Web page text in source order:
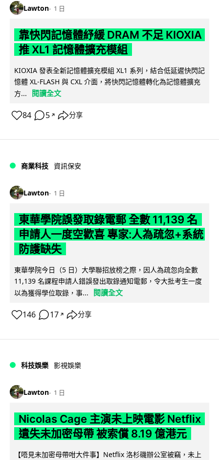
Lawton 1 日
靠快閃記憶體紓緩 DRAM 不足 KIOXIA
推 XL1 記憶體擴充模組
KIOXIA 發表全新記憶體擴充模組 XL1 系列，結合低延遲快閃記
憶體 XL-FLASH 與 CXL 介面，將快閃記憶體轉化為記憶體擴充
方...
閱讀全文
84 5 ↗ 分享
商業科技 資訊保安
Lawton 1 日
東華學院誤發取錄電郵 全數 11,139 名
申請人一度空歡喜 專家:人為疏忽+系統
防護缺失
東華學院今日（5 日）大學聯招放榜之際，因人為疏忽向全數
11,139 名課程申請人錯誤發出取錄通知電郵，令大批考生一度
以為獲得學位取錄，事...
閱讀全文
146 17 ↗ 分享
科技娛樂 影視娛樂
Lawton 1 日
Nicolas Cage 主演未上映電影 Netflix
遺失未加密母帶 被索償 8.19 億港元
【唔見未加密母帶咁大件事】Netflix 洛杉磯辦公室被竊，未上